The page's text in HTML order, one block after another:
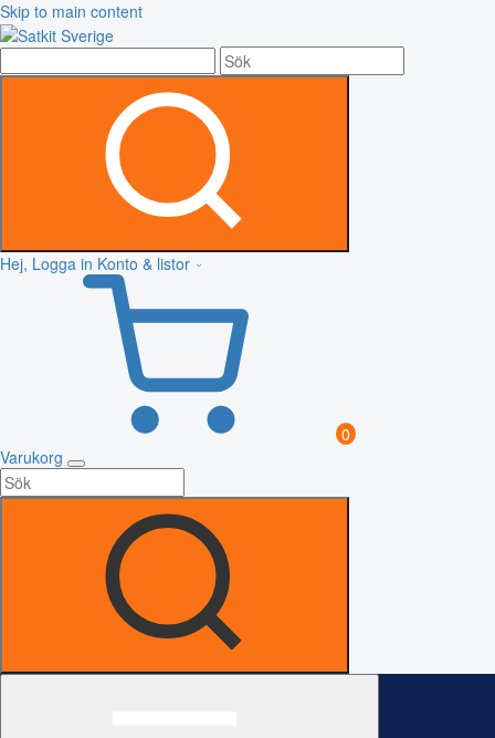
Skip to main content
Hej, Logga in Konto & listor
0
Varukorg